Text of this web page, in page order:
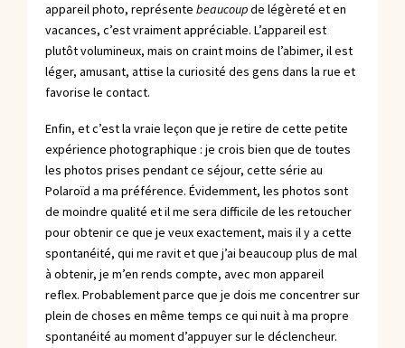
appareil photo, représente beaucoupde légèreté et en
vacances, c’est vraiment appréciable. L’appareil est
plutôt volumineux, mais on craint moins de l’abimer, il est
léger, amusant, attise la curiosité des gens dans la rue et
favorise le contact.
Enfin, et c’est la vraie leçon que je retire de cette petite
expérience photographique : je crois bien que de toutes
les photos prises pendant ce séjour, cette série au
Polaroïd a ma préférence. Évidemment, les photos sont
de moindre qualité et il me sera difficile de les retoucher
pour obtenir ce que je veux exactement, mais il y a cette
spontanéité, qui me ravit et que j’ai beaucoup plus de mal
à obtenir, je m’en rends compte, avec mon appareil
reflex. Probablement parce que je dois me concentrer sur
plein de choses en même temps ce qui nuit à ma propre
spontanéité au moment d’appuyer sur le déclencheur.